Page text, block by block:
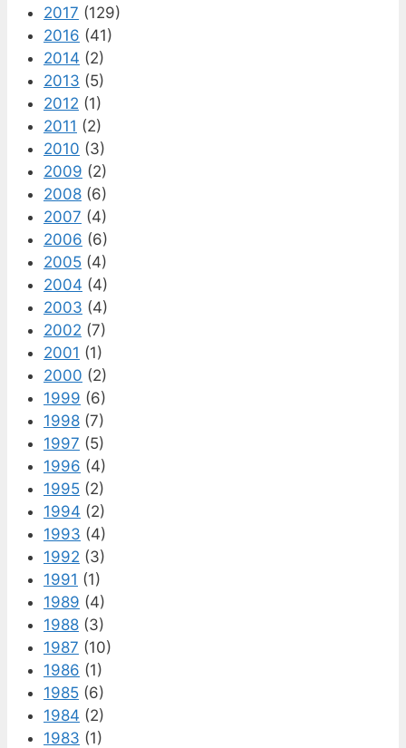
2017 (129)
2016 (41)
2014 (2)
2013 (5)
2012 (1)
2011 (2)
2010 (3)
2009 (2)
2008 (6)
2007 (4)
2006 (6)
2005 (4)
2004 (4)
2003 (4)
2002 (7)
2001 (1)
2000 (2)
1999 (6)
1998 (7)
1997 (5)
1996 (4)
1995 (2)
1994 (2)
1993 (4)
1992 (3)
1991 (1)
1989 (4)
1988 (3)
1987 (10)
1986 (1)
1985 (6)
1984 (2)
1983 (1)